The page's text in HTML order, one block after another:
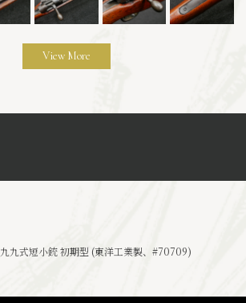
View More
九九式短小銃 初期型 (東洋工業製、#70709)